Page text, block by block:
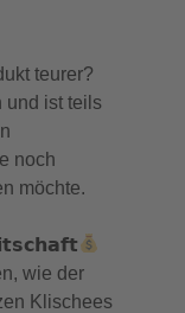
teurer?
und ist teils
noch
möchte.
wie der
Klischees